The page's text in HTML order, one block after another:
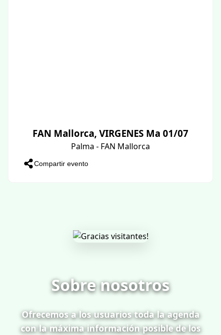
FAN Mallorca, VIRGENES Ma 01/07
Palma - FAN Mallorca
Compartir evento
Sobre nosotros
Ofrecemos a los usuarios toda la agenda
con la máxima información posible de los